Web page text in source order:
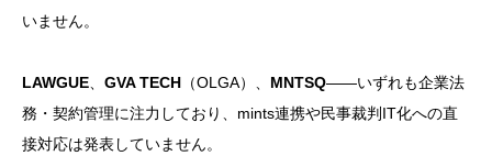
いません。
LAWGUE GVA TECH （OLGA）、 MNTSQ——いずれも企業法
務・契約管理に注力しており、mints連携や民事裁判IT化への直
接対応は発表していません。